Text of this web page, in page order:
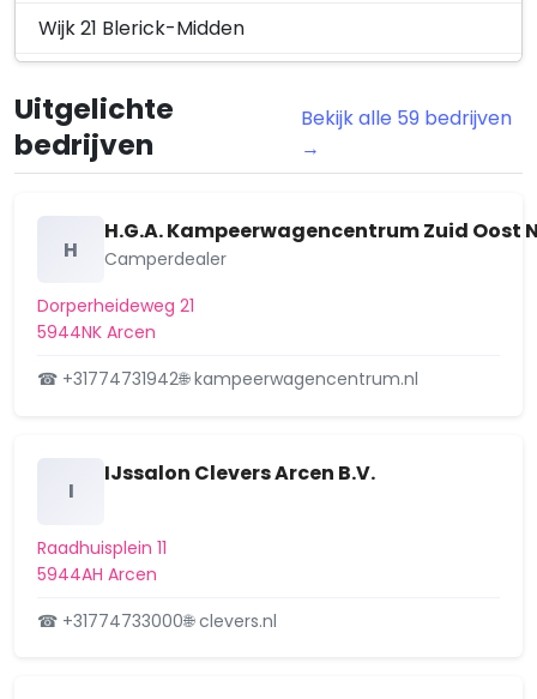
Wijk 21 Blerick-Midden
Wijk 23 Blerick-Zuid
Wijk 24 Vossener
Wijk 25 Klingerberg
Wijk 27 Boekend
Wijk 28 Trade-Port
Wijk 32 Op de Hei
Wijk 41 Velden
Wijk 43 Lomm
Uitgelichte
bedrijven
Bekijk alle 59 bedrijven
→
H
H.G.A. Kampeerwagencentrum Zuid Oost
Camperdealer
Dorperheideweg 21
5944NK Arcen
☎ +31774731942🌐 kampeerwagencentrum.nl
I
IJssalon Clevers Arcen B.V.
Raadhuisplein 11
5944AH Arcen
☎ +31774733000🌐 clevers.nl